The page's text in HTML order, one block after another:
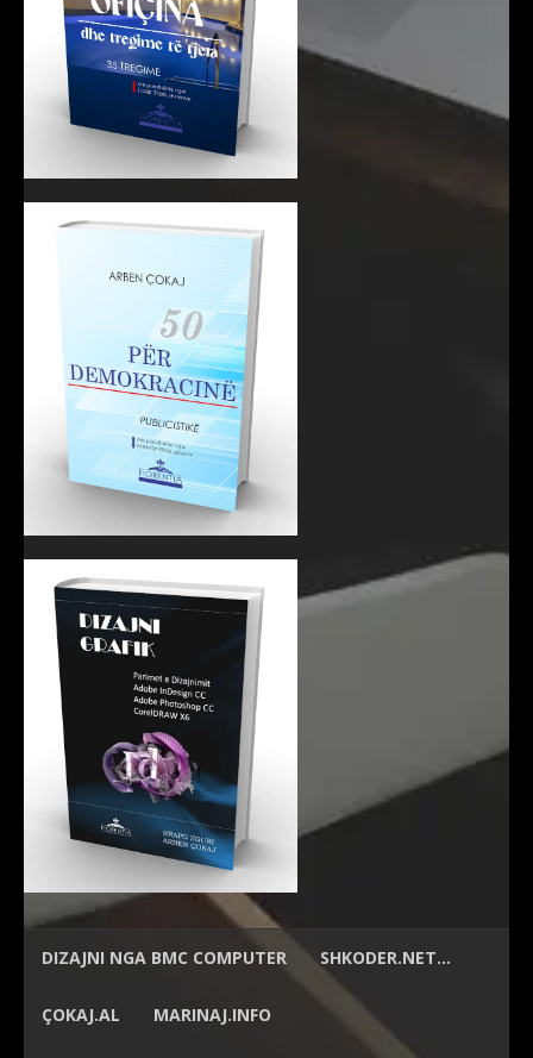
DIZAJNI NGA BMC COMPUTER SHKODER.NET…
ÇOKAJ.AL MARINAJ.INFO